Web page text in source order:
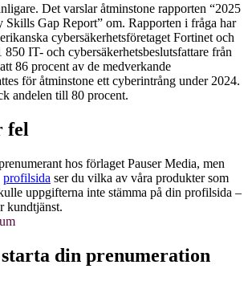
Det varslar åtminstone rapporten “2025
Skills Gap Report” om. Rapporten i fråga har
cybersäkerhetsföretaget Fortinet och
IT- och cybersäkerhetsbeslutsfattare från
86 procent av de medverkande
för åtminstone ett cyberintrång under 2024.
andelen till 80 procent.
fel
hos förlaget Pauser Media, men
profilsida ser du vilka av våra produkter som
uppgifterna inte stämma på din profilsida –
kundtjänst.
din prenumeration